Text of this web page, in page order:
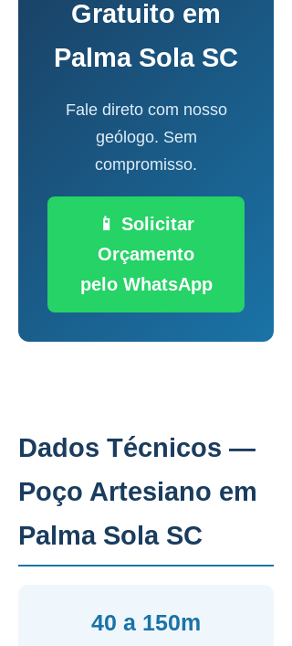
Gratuito em
Palma Sola SC
Fale direto com nosso
geólogo. Sem
compromisso.
📱 Solicitar
Orçamento
pelo WhatsApp
Dados Técnicos —
Poço Artesiano em
Palma Sola SC
40 a 150m